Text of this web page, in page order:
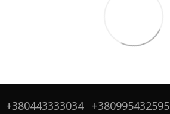
+380443333034 +380995432595